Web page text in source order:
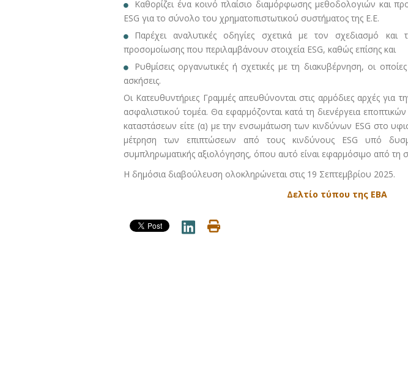
Καθορίζει ένα κοινό πλαίσιο διαμόρφωσης μεθοδολογιών και
ESG για το σύνολο του χρηματοπιστωτικού συστήματος της Ε.Ε.
Παρέχει αναλυτικές οδηγίες σχετικά με τον σχεδιασμό και
προσομοίωσης που περιλαμβάνουν στοιχεία ESG, καθώς επίσης και
Ρυθμίσεις οργανωτικές ή σχετικές με τη διακυβέρνηση, οι
ασκήσεις.
Οι Κατευθυντήριες Γραμμές απευθύνονται στις αρμόδιες αρχές για
ασφαλιστικού τομέα. Θα εφαρμόζονται κατά τη διενέργεια
καταστάσεων είτε (α) με την ενσωμάτωση των κινδύνων ESG στο
μέτρηση των επιπτώσεων από τους κινδύνους ESG υπό
συμπληρωματικής αξιολόγησης, όπου αυτό είναι εφαρμόσιμο από τη
Η δημόσια διαβούλευση ολοκληρώνεται στις 19 Σεπτεμβρίου 2025.
Δελτίο τύπου της ΕΒΑ